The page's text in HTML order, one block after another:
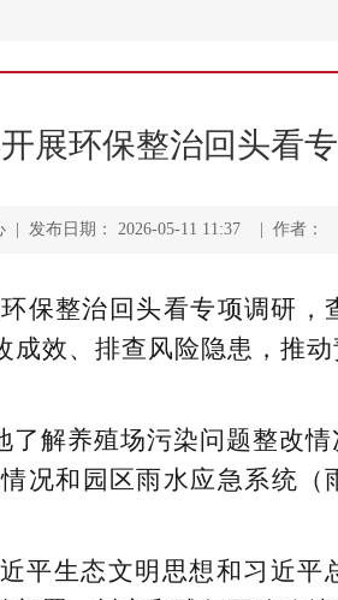
展环保整治回头看
| 发布日期： 2026-05-11 11:37 | 作者：
保整治回头看专项调研
效、排查风险隐患，推
解养殖场污染问题整改
况和园区雨水应急系统
平生态文明思想和习近